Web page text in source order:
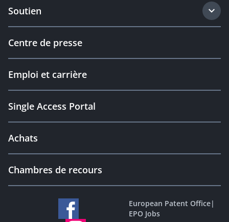
Soutien
Centre de presse
Emploi et carrière
Single Access Portal
Achats
Chambres de recours
European Patent Office|
EPO Jobs